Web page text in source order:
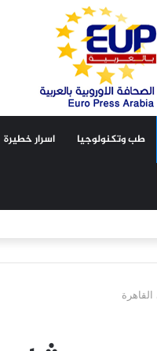
طب وتكنولوجيا اسرار خطيرة